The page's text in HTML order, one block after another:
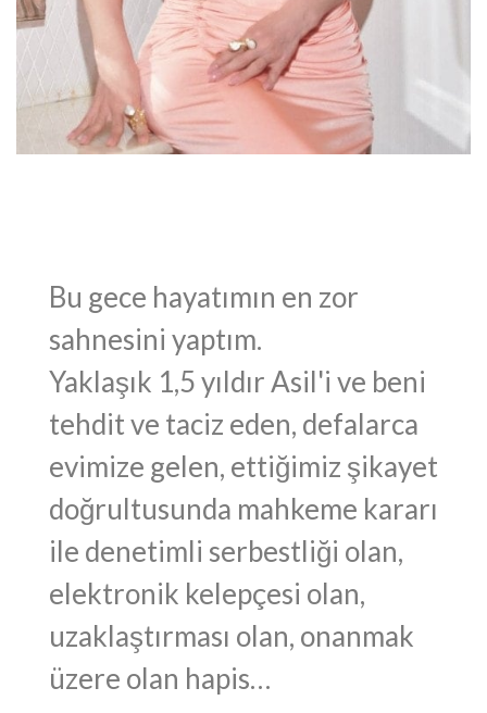
Bu gece hayatımın en zor
sahnesini yaptım.
Yaklaşık 1,5 yıldır Asil'i ve beni
tehdit ve taciz eden, defalarca
evimize gelen, ettiğimiz şikayet
doğrultusunda mahkeme kararı
ile denetimli serbestliği olan,
elektronik kelepçesi olan,
uzaklaştırması olan, onanmak
üzere olan hapis…